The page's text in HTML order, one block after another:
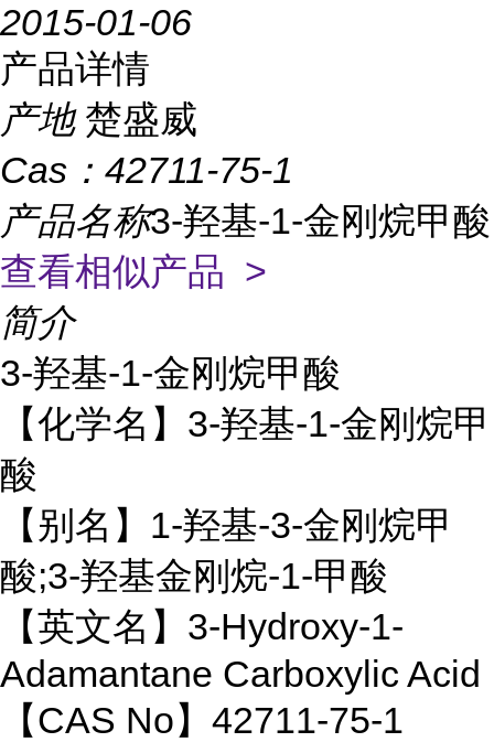
2015-01-06
产品详情
产地 楚盛威
Cas： 42711-75-1
产品名称3-羟基-1-金刚烷甲酸
查看相似产品 >
简介
3-羟基-1-金刚烷甲酸
【化学名】3-羟基-1-金刚烷甲
酸
【别名】1-羟基-3-金刚烷甲
酸;3-羟基金刚烷-1-甲酸
【英文名】3-Hydroxy-1-
Adamantane Carboxylic Acid
【CAS No】42711-75-1